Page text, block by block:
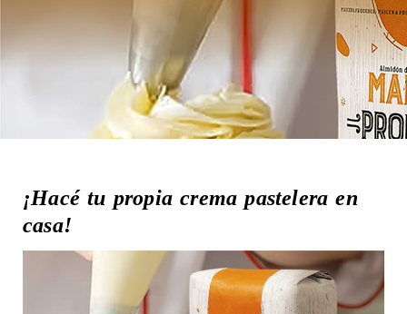
¡Hacé tu propia crema pastelera en
casa!